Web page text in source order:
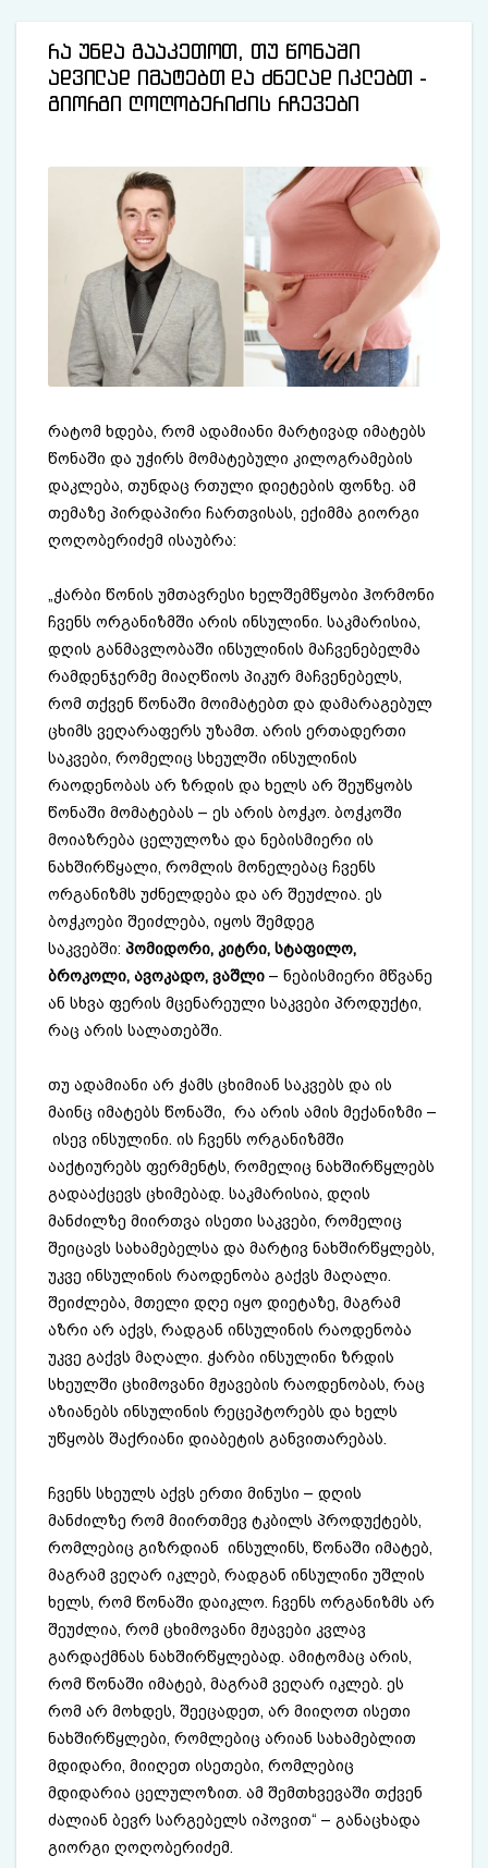
რა უნდა გააკეთოთ, თუ წონაში
ადვილად იმატებთ და ძნელად იკლებთ -
გიორგი ღოღობერიძის რჩევები
რატომ ხდება, რომ ადამიანი მარტივად იმატებს
წონაში და უჭირს მომატებული კილოგრამების
დაკლება, თუნდაც რთული დიეტების ფონზე. ამ
თემაზე პირდაპირი ჩართვისას, ექიმმა გიორგი
ღოღობერიძემ ისაუბრა:
„ჭარბი წონის უმთავრესი ხელშემწყობი ჰორმონი
ჩვენს ორგანიზმში არის ინსულინი. საკმარისია,
დღის განმავლობაში ინსულინის მაჩვენებელმა
რამდენჯერმე მიაღწიოს პიკურ მაჩვენებელს,
რომ თქვენ წონაში მოიმატებთ და დამარაგებულ
ცხიმს ვეღარაფერს უზამთ. არის ერთადერთი
საკვები, რომელიც სხეულში ინსულინის
რაოდენობას არ ზრდის და ხელს არ შეუწყობს
წონაში მომატებას – ეს არის ბოჭკო. ბოჭკოში
მოიაზრება ცელულოზა და ნებისმიერი ის
ნახშირწყალი, რომლის მონელებაც ჩვენს
ორგანიზმს უძნელდება და არ შეუძლია. ეს
ბოჭკოები შეიძლება, იყოს შემდეგ
საკვებში: პომიდორი, კიტრი, სტაფილო,
ბროკოლი, ავოკადო, ვაშლი– ნებისმიერი მწვანე
ან სხვა ფერის მცენარეული საკვები პროდუქტი,
რაც არის სალათებში.
თუ ადამიანი არ ჭამს ცხიმიან საკვებს და ის
მაინც იმატებს წონაში, რა არის ამის მექანიზმი –
ისევ ინსულინი. ის ჩვენს ორგანიზმში
ააქტიურებს ფერმენტს, რომელიც ნახშირწყლებს
გადააქცევს ცხიმებად. საკმარისია, დღის
მანძილზე მიირთვა ისეთი საკვები, რომელიც
შეიცავს სახამებელსა და მარტივ ნახშირწყლებს,
უკვე ინსულინის რაოდენობა გაქვს მაღალი.
შეიძლება, მთელი დღე იყო დიეტაზე, მაგრამ
აზრი არ აქვს, რადგან ინსულინის რაოდენობა
უკვე გაქვს მაღალი. ჭარბი ინსულინი ზრდის
სხეულში ცხიმოვანი მჟავების რაოდენობას, რაც
აზიანებს ინსულინის რეცეპტორებს და ხელს
უწყობს შაქრიანი დიაბეტის განვითარებას.
ჩვენს სხეულს აქვს ერთი მინუსი – დღის
მანძილზე რომ მიირთმევ ტკბილს პროდუქტებს,
რომლებიც გიზრდიან ინსულინს, წონაში იმატებ,
მაგრამ ვეღარ იკლებ, რადგან ინსულინი უშლის
ხელს, რომ წონაში დაიკლო. ჩვენს ორგანიზმს არ
შეუძლია, რომ ცხიმოვანი მჟავები კვლავ
გარდაქმნას ნახშირწყლებად. ამიტომაც არის,
რომ წონაში იმატებ, მაგრამ ვეღარ იკლებ. ეს
რომ არ მოხდეს, შეეცადეთ, არ მიიღოთ ისეთი
ნახშირწყლები, რომლებიც არიან სახამებლით
მდიდარი, მიიღეთ ისეთები, რომლებიც
მდიდარია ცელულოზით. ამ შემთხვევაში თქვენ
ძალიან ბევრ სარგებელს იპოვით“ – განაცხადა
გიორგი ღოღობერიძემ.